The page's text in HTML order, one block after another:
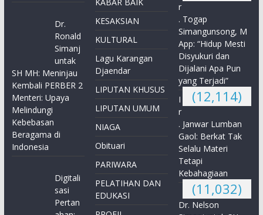
Dr.
Ronald
Simanj
untak
SH MH: Meninjau
Kembali PERBER 2
Menteri: Upaya
Melindungi
Kebebasan
Beragama di
Indonesia
Digitali
sasi
Pertan
KESAKSIAN
KULTURAL
Lagu Karangan
Djaendar
LIPUTAN KHUSUS
LIPUTAN UMUM
NIAGA
Obituari
PARIWARA
PELATIHAN DAN
EDUKASI
r
. Togap
Simangunsong, M
App: “Hidup Mesti
Disyukuri dan
Dijalani Apa Pun
yang Terjadi”
(12,114)
I
r
. Janwar Lumban
Gaol: Berkat Tak
Selalu Materi
Tetapi
Kebahagiaan
(11,032)
Dr. Nelson